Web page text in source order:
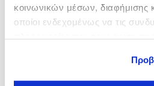
κοινωνικών μέσων, διαφήμισης
οποίοι ενδεχομένως να τις